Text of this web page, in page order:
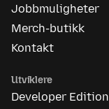
Jobbmuligheter
Merch-butikk
Kontakt
Utviklere
Developer Edition